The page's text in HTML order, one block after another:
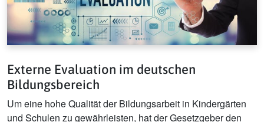
Externe Evaluation im deutschen
Bildungsbereich
Um eine hohe Qualität der Bildungsarbeit in Kindergärten
und Schulen zu gewährleisten, hat der Gesetzgeber den